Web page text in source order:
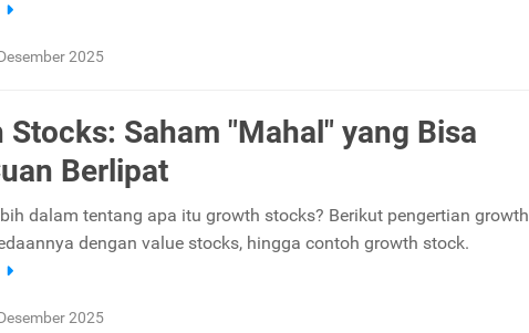
2025
Stocks: Saham "Mahal" yang Bisa
Berlipat
dalam tentang apa itu growth stocks? Berikut pengertian growth
dengan value stocks, hingga contoh growth stock.
2025